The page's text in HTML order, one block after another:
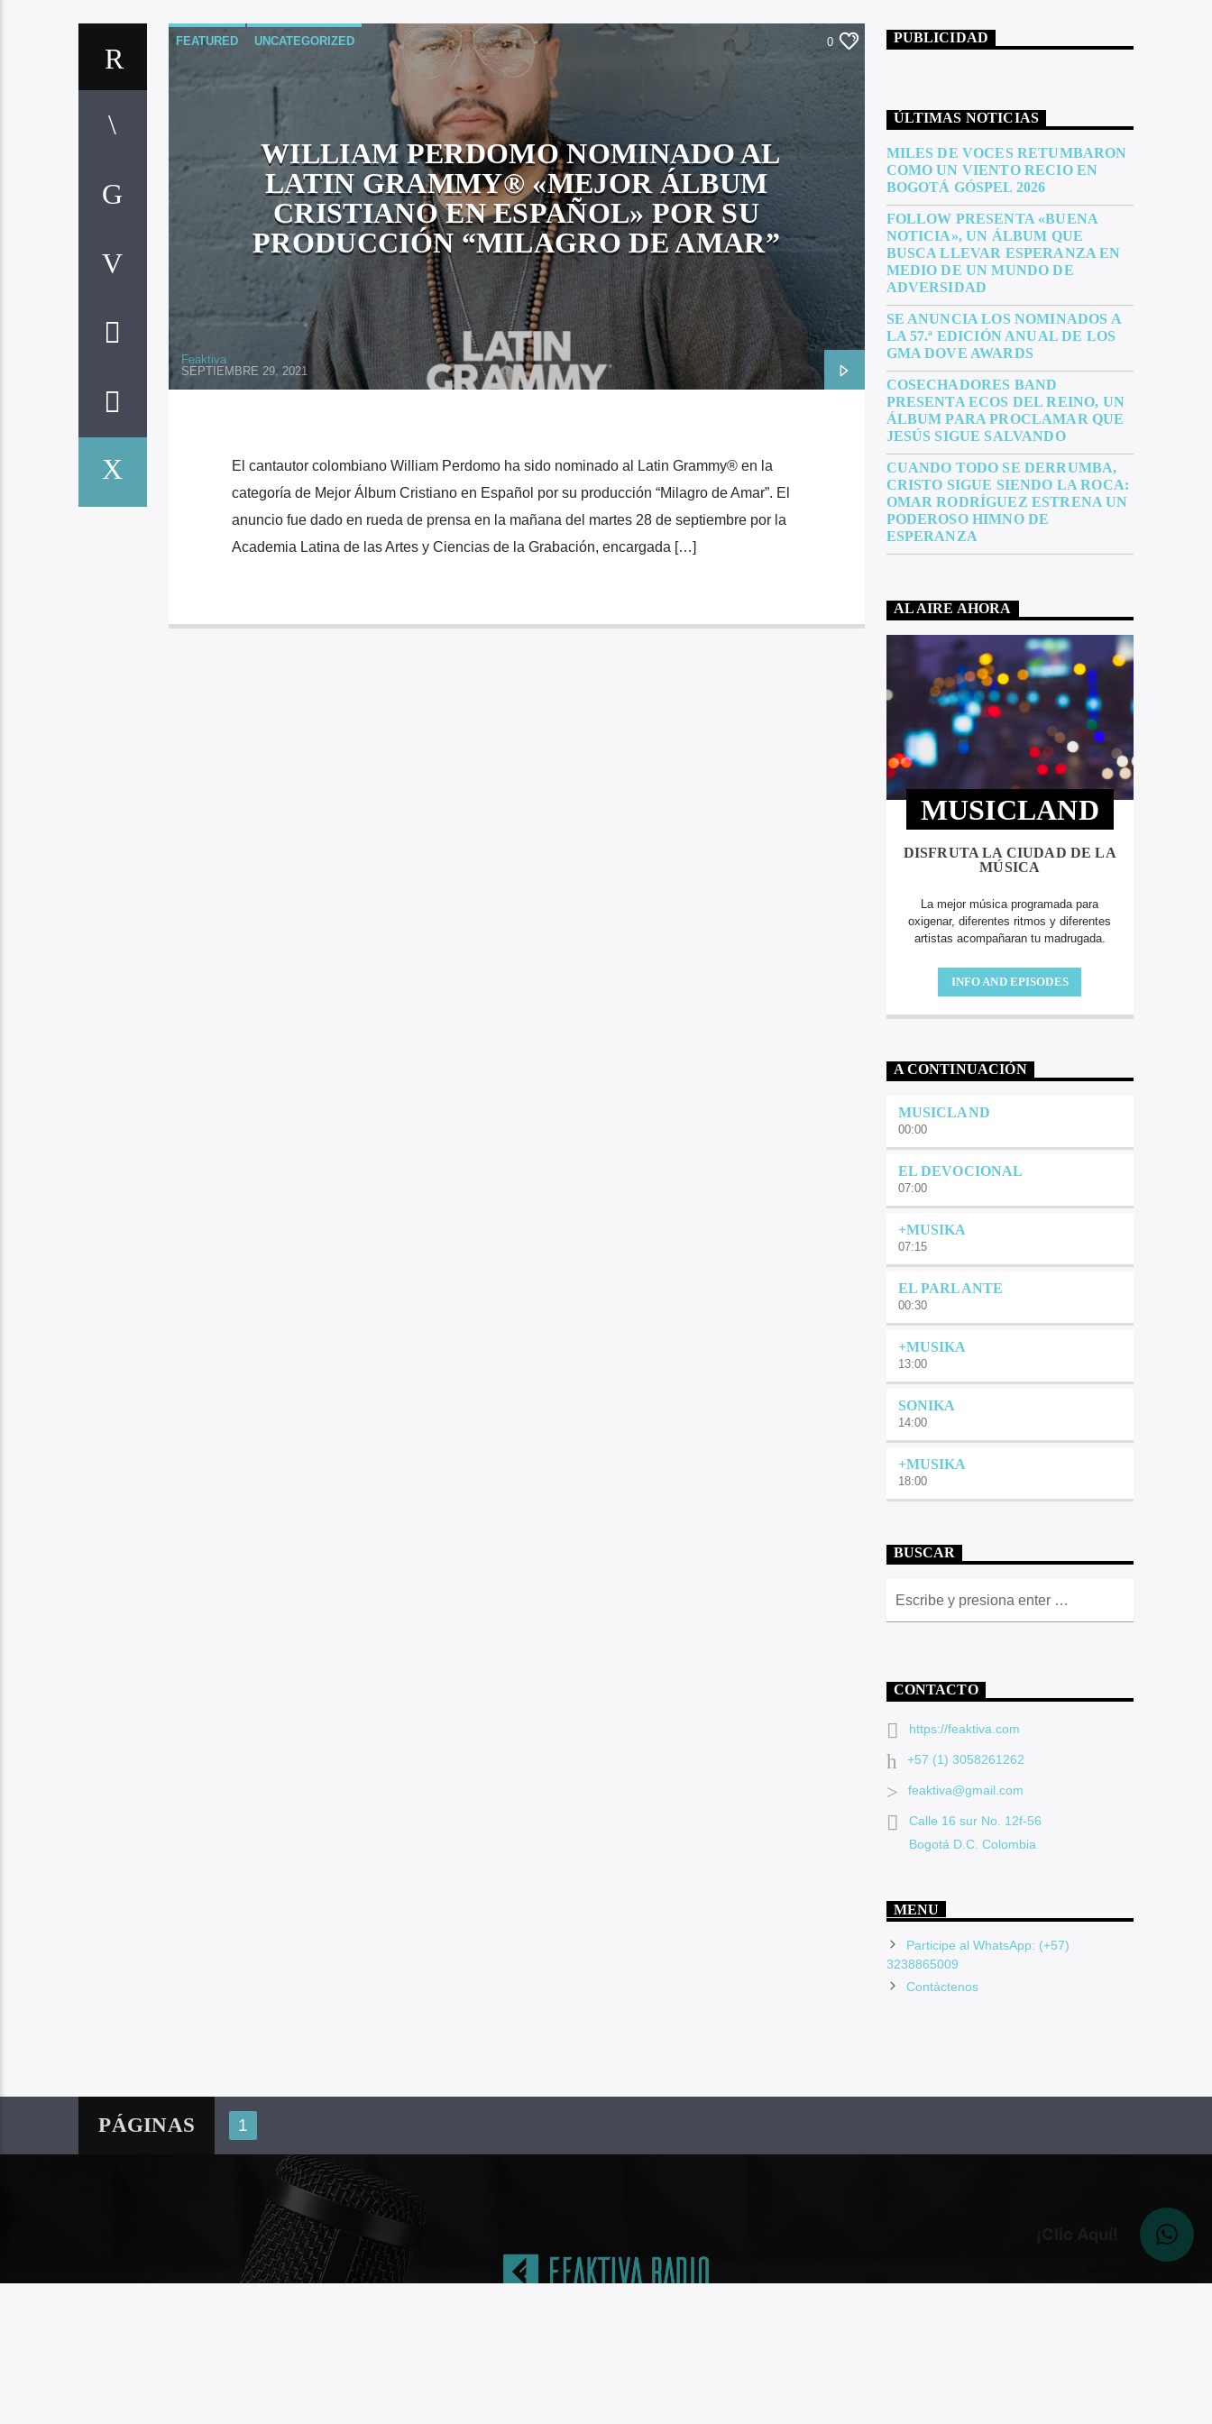
FEATURED UNCATEGORIZED 0
WILLIAM PERDOMO NOMINADO AL
LATIN GRAMMY® «MEJOR ÁLBUM
CRISTIANO EN ESPAÑOL» POR SU
PRODUCCIÓN “MILAGRO DE AMAR”
Feaktiva
SEPTIEMBRE 29, 2021
El cantautor colombiano William Perdomo ha sido nominado al Latin Grammy® en la
categoría de Mejor Álbum Cristiano en Español por su producción “Milagro de Amar”. El
anuncio fue dado en rueda de prensa en la mañana del martes 28 de septiembre por la
Academia Latina de las Artes y Ciencias de la Grabación, encargada […]
PUBLICIDAD
ÚLTIMAS NOTICIAS
MILES DE VOCES RETUMBARON
COMO UN VIENTO RECIO EN
BOGOTÁ GÓSPEL 2026
FOLLOW PRESENTA «BUENA
NOTICIA», UN ÁLBUM QUE
BUSCA LLEVAR ESPERANZA EN
MEDIO DE UN MUNDO DE
ADVERSIDAD
SE ANUNCIA LOS NOMINADOS A
LA 57.ª EDICIÓN ANUAL DE LOS
GMA DOVE AWARDS
COSECHADORES BAND
PRESENTA ECOS DEL REINO, UN
ÁLBUM PARA PROCLAMAR QUE
JESÚS SIGUE SALVANDO
CUANDO TODO SE DERRUMBA,
CRISTO SIGUE SIENDO LA ROCA:
OMAR RODRÍGUEZ ESTRENA UN
PODEROSO HIMNO DE
ESPERANZA
AL AIRE AHORA
MUSICLAND
DISFRUTA LA CIUDAD DE LA
MÚSICA
La mejor música programada para
oxigenar, diferentes ritmos y diferentes
artistas acompañaran tu madrugada.
INFO AND EPISODES
A CONTINUACIÓN
MUSICLAND
00:00
EL DEVOCIONAL
07:00
+MUSIKA
07:15
EL PARLANTE
00:30
+MUSIKA
13:00
SONIKA
14:00
+MUSIKA
18:00
BUSCAR
CONTACTO
https://feaktiva.com
+57 (1) 3058261262
feaktiva@gmail.com
Calle 16 sur No. 12f-56
Bogotá D.C. Colombia
MENU
Participe al WhatsApp: (+57)
3238865009
Contáctenos
PÁGINAS 1